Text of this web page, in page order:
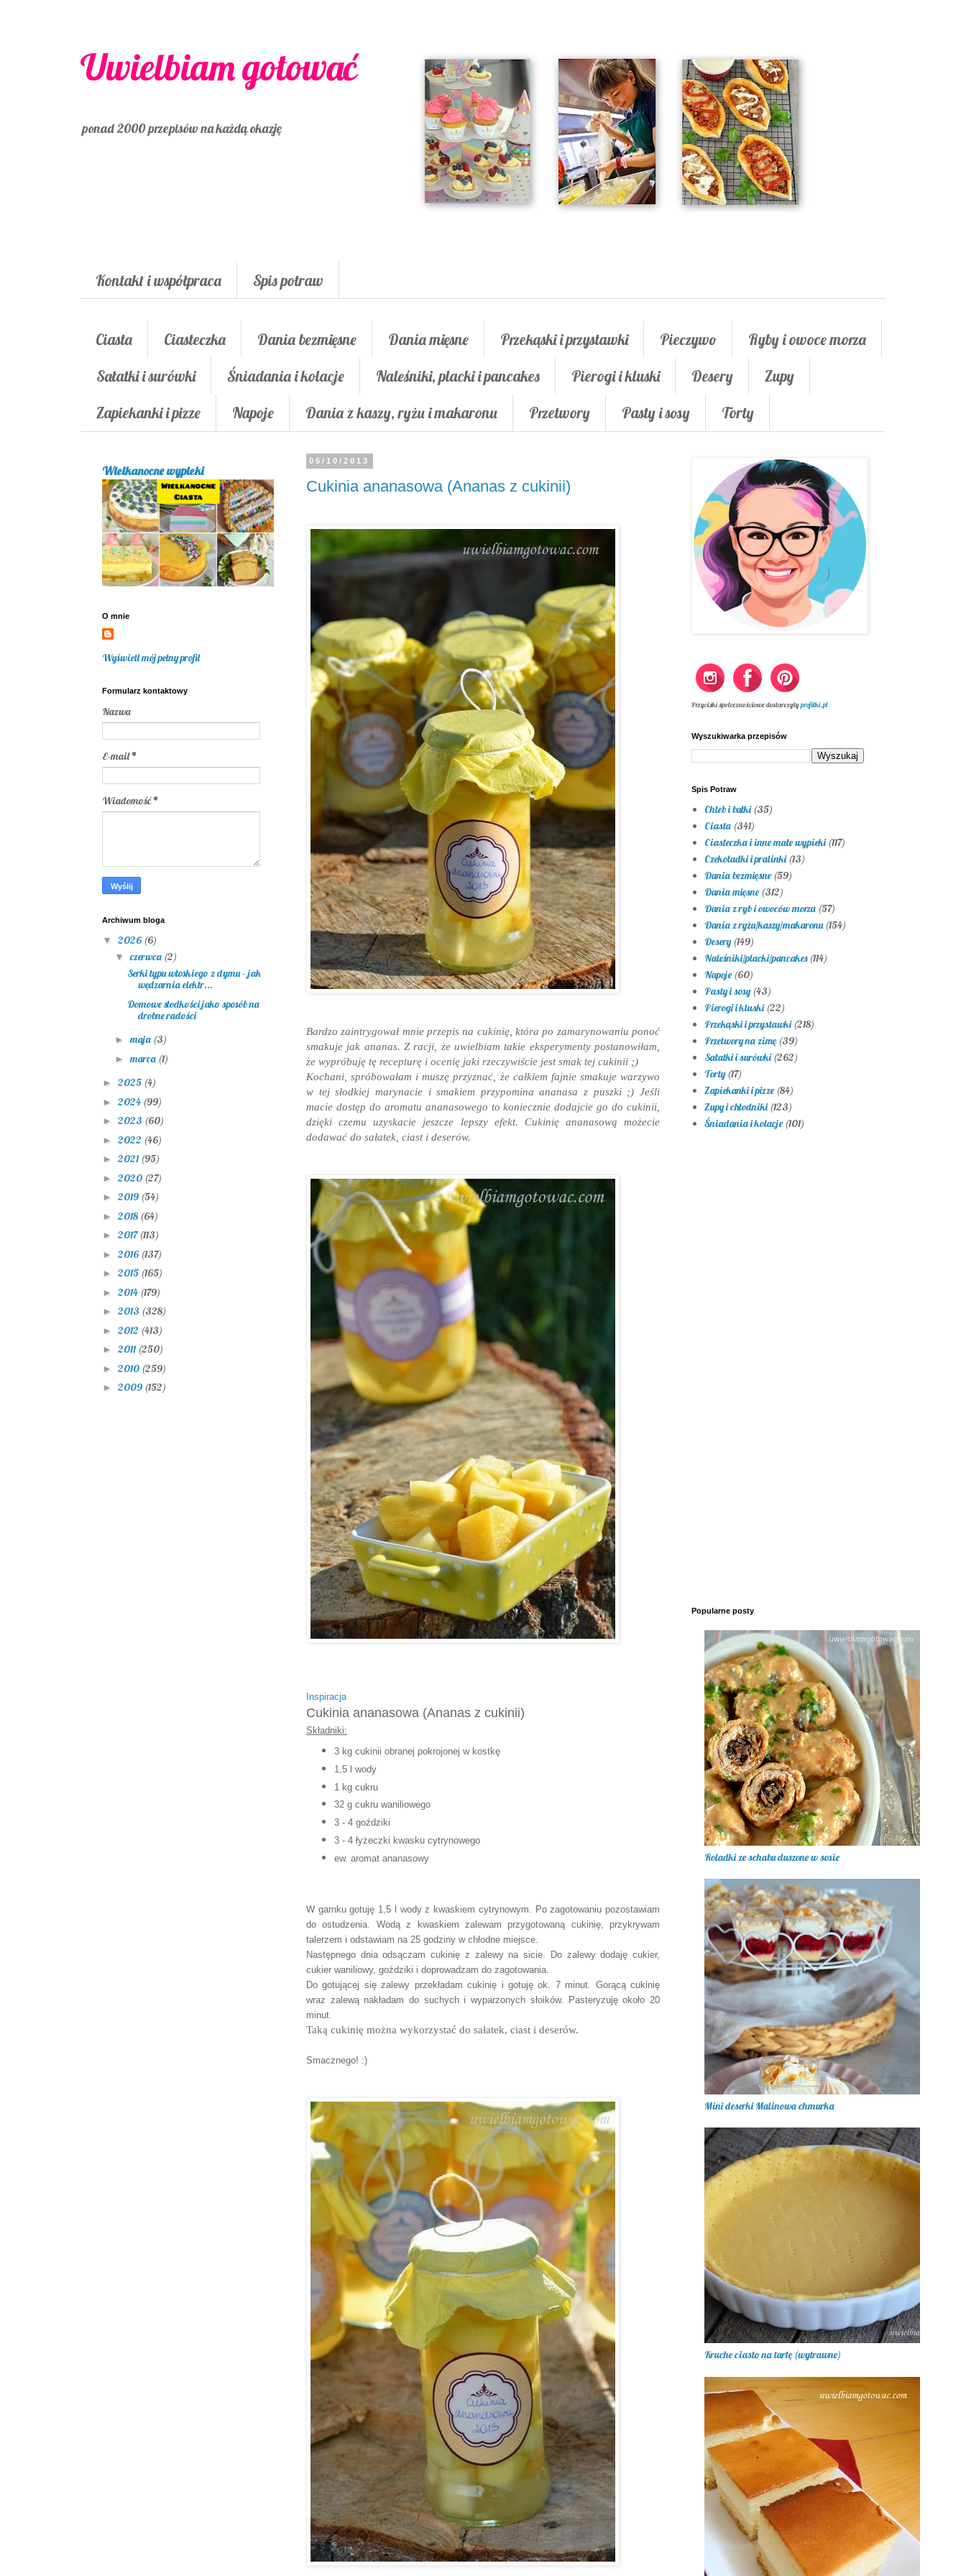
Uwielbiam gotować
ponad 2000 przepisów na każdą okazję
Kontakt i współpraca Spis potraw
Ciasta Ciasteczka Dania bezmięsne Dania mięsne Przekąski i przystawki Pieczywo
Ryby i owoce morza
Sałatki i surówki
Śniadania i kolacje Naleśniki, placki i pancakes Pierogi i kluski Desery
Zupy
Zapiekanki i pizze
Napoje Dania z kaszy, ryżu i makaronu Przetwory Pasty i sosy Torty
05/10/2013
Cukinia ananasowa (Ananas z cukinii)
Bardzo zaintrygował mnie przepis na cukinię, która po zamarynowaniu ponoć
smakuje jak ananas. Z racji, że uwielbiam takie eksperymenty postanowiłam,
że wypróbuję tę recepturę i ocenię jaki rzeczywiście jest smak tej cukinii ;)
Kochani, spróbowałam i muszę przyznać, że całkiem fajnie smakuje warzywo
w tej słodkiej marynacie i smakiem przypomina ananasa z puszki ;) Jeśli
macie dostęp do aromatu ananasowego to koniecznie dodajcie go do cukinii,
dzięki czemu uzyskacie jeszcze lepszy efekt. Cukinię ananasową możecie
dodawać do sałatek, ciast i deserów.
Inspiracja
Cukinia ananasowa (Ananas z cukinii)
Składniki:
3 kg cukinii obranej pokrojonej w kostkę
1,5 l wody
1 kg cukru
32 g cukru waniliowego
3 - 4 goździki
3 - 4 łyżeczki kwasku cytrynowego
ew. aromat ananasowy
W garnku gotuję 1,5 l wody z kwaskiem cytrynowym. Po zagotowaniu pozostawiam
do ostudzenia. Wodą z kwaskiem zalewam przygotowaną cukinię, przykrywam
talerzem i odstawiam na 25 godziny w chłodne miejsce.
Następnego dnia odsączam cukinię z zalewy na sicie. Do zalewy dodaję cukier,
cukier waniliowy, goździki i doprowadzam do zagotowania.
Do gotującej się zalewy przekładam cukinię i gotuję ok. 7 minut. Gorącą cukinię
wraz zalewą nakładam do suchych i wyparzonych słoików. Pasteryzuję około 20
minut.
Taką cukinię można wykorzystać do sałatek, ciast i deserów.
Smacznego! :)
Wielkanocne wypieki
O mnie
Wyświetl mój pełny profil
Formularz kontaktowy
Nazwa
E-mail*
Wiadomość*
Archiwum bloga
▼ 2026 (6)
▼czerwca (2)
Serki typu włoskiego z dymu – jak
wędzarnia elektr...
Domowe słodkości jako sposób na
drobne radości
►maja (3)
► marca (1)
► 2025 (4)
► 2024 (99)
► 2023 (60)
► 2022 (46)
► 2021 (95)
► 2020 (27)
► 2019 (54)
► 2018 (64)
► 2017(113)
► 2016 (137)
► 2015 (165)
► 2014 (179)
► 2013 (328)
► 2012 (413)
► 2011 (250)
► 2010 (259)
► 2009 (152)
Przyciski społecznościowe dostarczyłyprofilki.pl
Wyszukiwarka przepisów
Spis Potraw
Chleb i bułki (35)
Ciasta (341)
Ciasteczka i inne małe wypieki (117)
Czekoladki i pralinki (13)
Dania bezmięsne (59)
Dania mięsne (312)
Dania z ryb i owoców morza (57)
Dania z ryżu/kaszy/makaronu (154)
Desery (149)
Naleśniki/placki/pancakes (114)
Napoje (60)
Pasty i sosy (43)
Pierogi i kluski (22)
Przekąski i przystawki (218)
Przetwory na zimę (39)
Sałatki i surówki (262)
Torty (17)
Zapiekanki i pizze (84)
Zupy i chłodniki (123)
Śniadania i kolacje (101)
Popularne posty
Roladki ze schabu duszone w sosie
Mini deserki Malinowa chmurka
Kruche ciasto na tartę (wytrawne)